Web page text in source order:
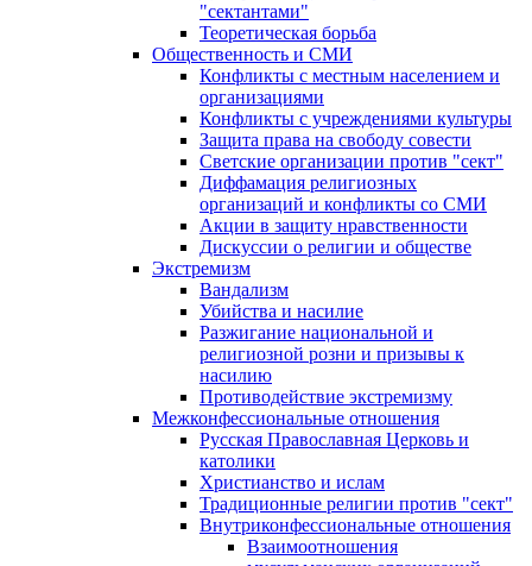
"сектантами"
Теоретическая борьба
Общественность и СМИ
Конфликты с местным населением и
организациями
Конфликты с учреждениями культуры
Защита права на свободу совести
Светские организации против "сект"
Диффамация религиозных
организаций и конфликты со СМИ
Акции в защиту нравственности
Дискуссии о религии и обществе
Экстремизм
Вандализм
Убийства и насилие
Разжигание национальной и
религиозной розни и призывы к
насилию
Противодействие экстремизму
Межконфессиональные отношения
Русская Православная Церковь и
католики
Христианство и ислам
Традиционные религии против "сект"
Внутриконфессиональные отношения
Взаимоотношения